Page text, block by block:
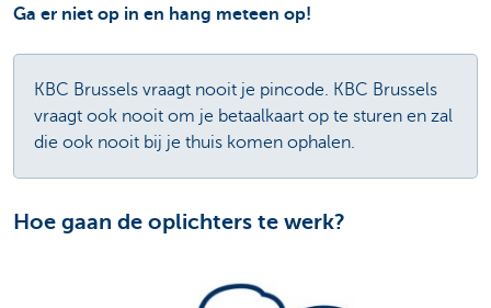
Ga er niet op in en hang meteen op!
KBC Brussels vraagt nooit je pincode. KBC Brussels
vraagt ook nooit om je betaalkaart op te sturen en zal
die ook nooit bij je thuis komen ophalen.
Hoe gaan de oplichters te werk?